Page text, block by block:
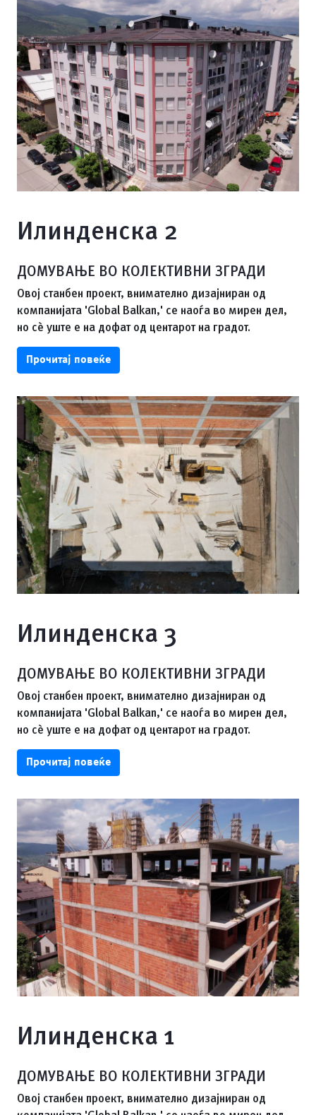
Илинденска 2
ДОМУВАЊЕ ВО КОЛЕКТИВНИ ЗГРАДИ
Овој станбен проект, внимателно дизајниран од
компанијата 'Global Balkan,' се наоѓа во мирен дел,
но сè уште е на дофат од центарот на градот.
Прочитај повеќе
Илинденска 3
ДОМУВАЊЕ ВО КОЛЕКТИВНИ ЗГРАДИ
Овој станбен проект, внимателно дизајниран од
компанијата 'Global Balkan,' се наоѓа во мирен дел,
но сè уште е на дофат од центарот на градот.
Прочитај повеќе
Илинденска 1
ДОМУВАЊЕ ВО КОЛЕКТИВНИ ЗГРАДИ
Овој станбен проект, внимателно дизајниран од